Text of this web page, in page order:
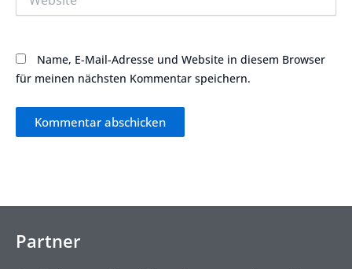
Name, E-Mail-Adresse und Website in diesem Browser
für meinen nächsten Kommentar speichern.
Partner